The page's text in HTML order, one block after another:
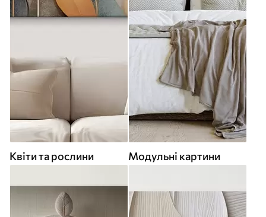
Квіти та рослини Модульні картини